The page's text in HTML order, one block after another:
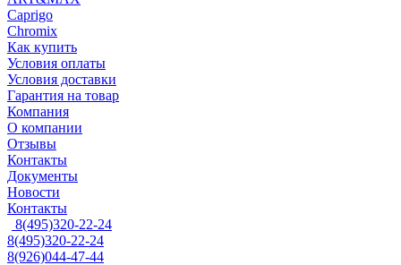
Caprigo
Chromix
Как купить
Условия оплаты
Условия доставки
Гарантия на товар
Компания
О компании
Отзывы
Контакты
Документы
Новости
Контакты
8(495)320-22-24
8(495)320-22-24
8(926)044-47-44